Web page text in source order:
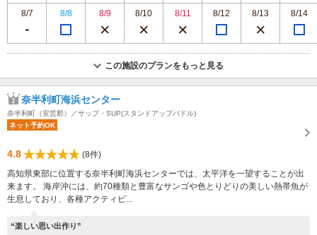
8/7
8/8 8/9 8/10 8/11 8/12 8/13 8/14
この施設のプランをもっと見る
奈半利町海浜センター
奈半利町（安芸郡）／サップ・SUP(スタンドアップパドル)
ネット予約OK
4.8
(8件)
高知県東部に位置する奈半利町海浜センターでは、太平洋を一望することが出
来ます。 海岸沖には、約70種類と豊富なサンゴや色とりどりの美しい熱帯魚が
生息しており、各種アクティビ...
“楽しい思い出作り”